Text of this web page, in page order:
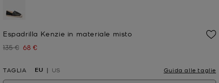
Espadrilla Kenzie in materiale misto
Prezzo iniziale
135 € Prezzo attuale
68 €
TAGLIA EU US Guida alle taglie